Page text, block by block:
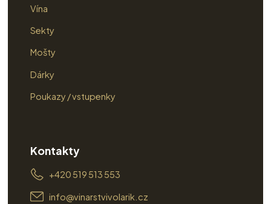
Vína
Sekty
Mošty
Dárky
Poukazy / vstupenky
Kontakty
+420 519 513 553
info@vinarstvivolarik.cz